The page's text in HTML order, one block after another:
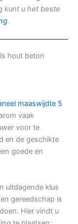
kunt u het beste
.
hout beton
maaswijdte 5
vaak
voor te
en de geschikte
goede en
uitdagende klus
gereedschap is
Hier vindt u